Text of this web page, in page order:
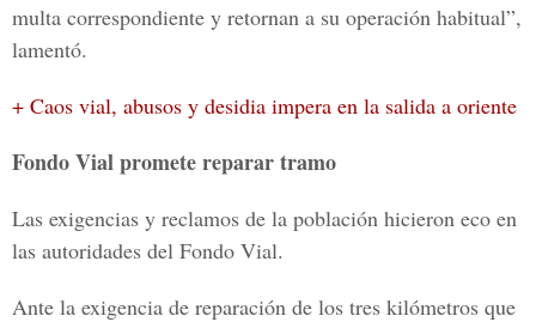
multa correspondiente y retornan a su operación habitual”,
lamentó.
+ Caos vial, abusos y desidia impera en la salida a oriente
Fondo Vial promete reparar tramo
Las exigencias y reclamos de la población hicieron eco en
las autoridades del Fondo Vial.
Ante la exigencia de reparación de los tres kilómetros que